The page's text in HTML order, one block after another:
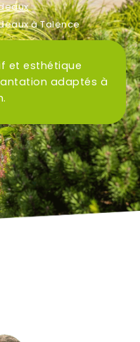
à Talence
et esthétique
adaptés à